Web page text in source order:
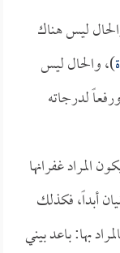
ليس هناك
)، والحال ليس
لدرجاته
المراد غفرانها
أبداً، فكذلك
بها: باعد بيني